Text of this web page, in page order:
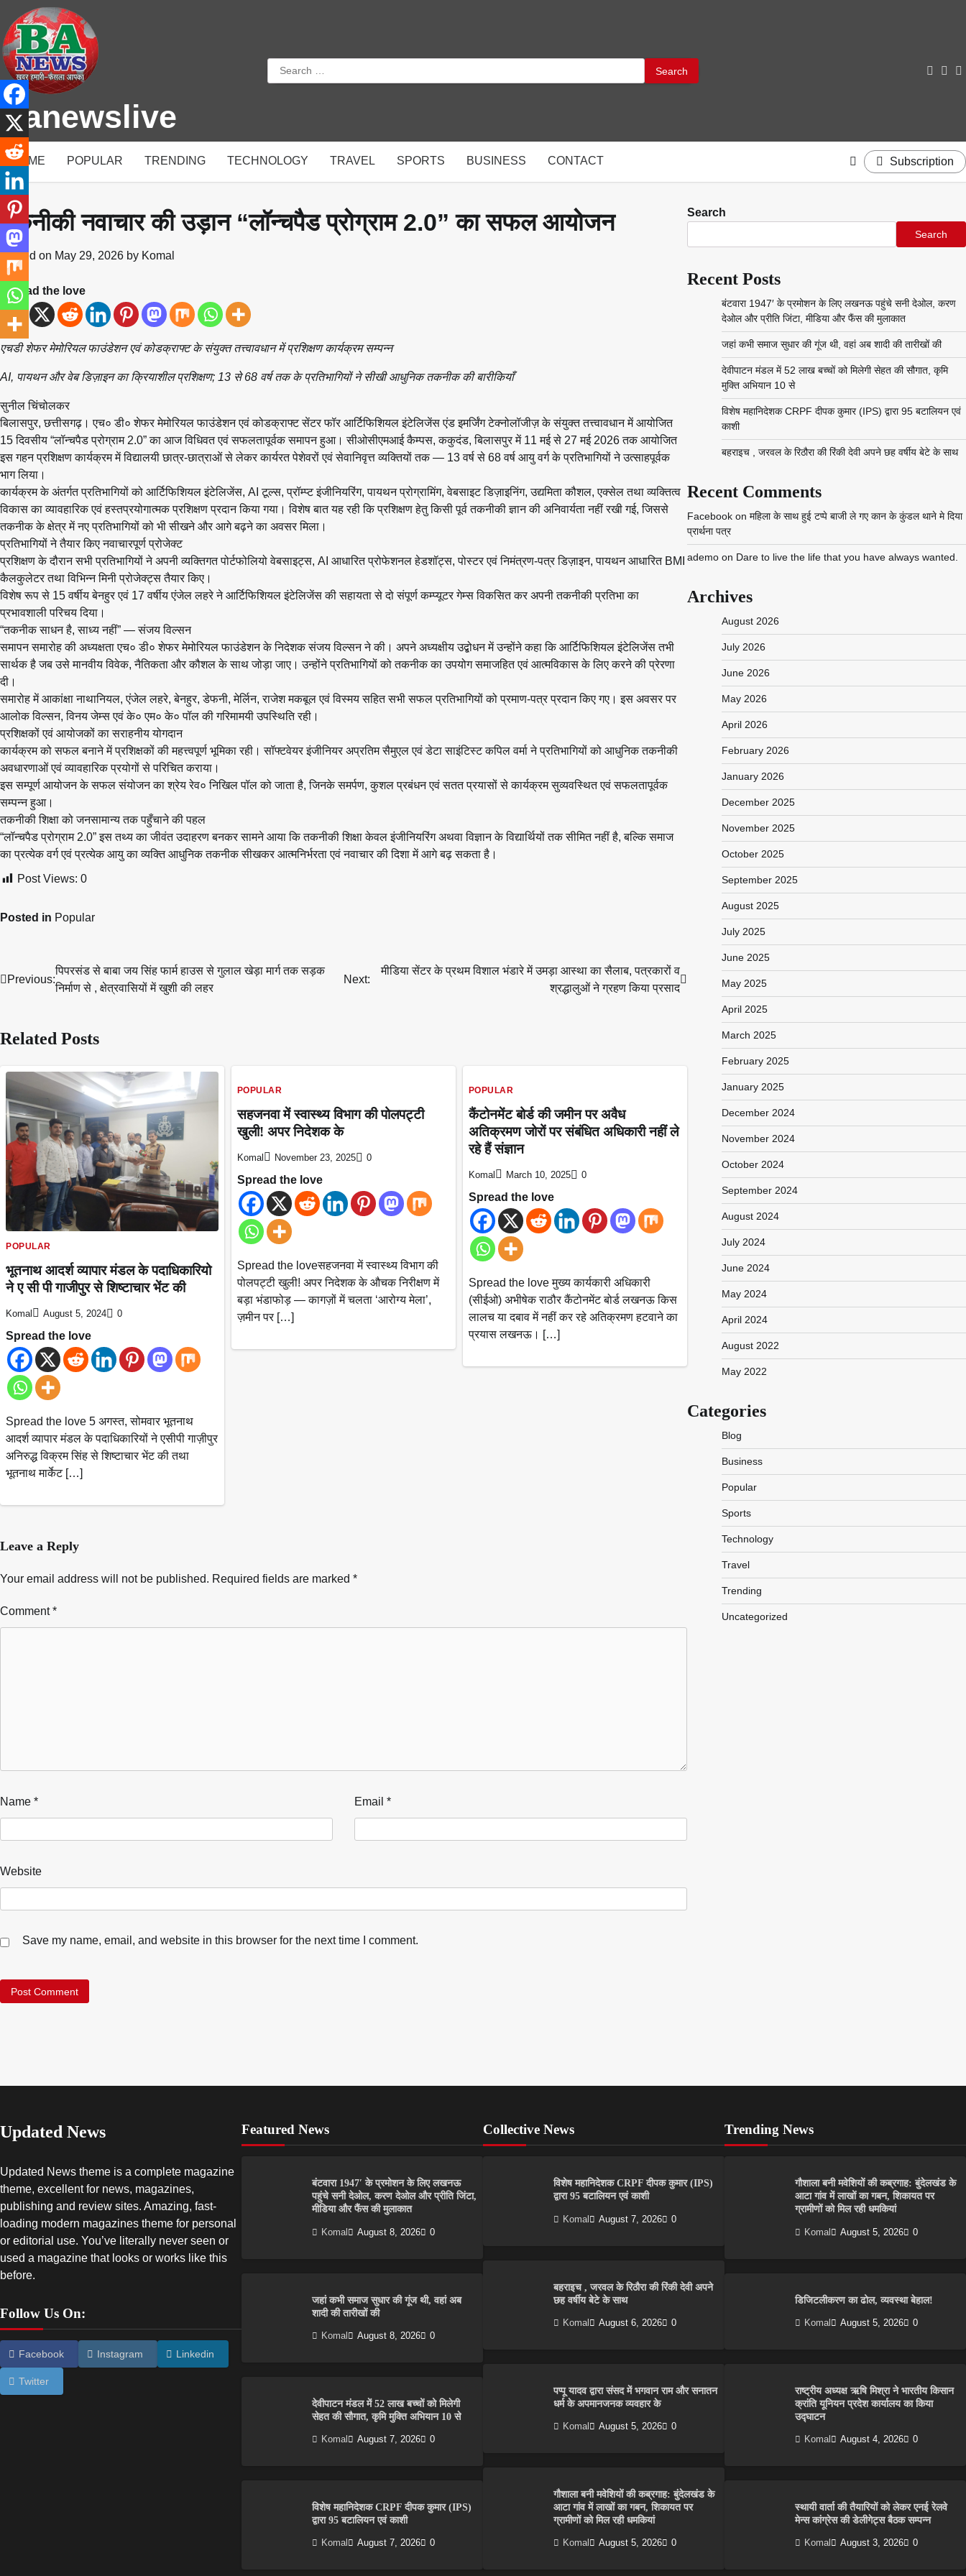
content
Banewslive
Search
for:
HOME POPULAR TRENDING TECHNOLOGY TRAVEL SPORTS BUSINESS CONTACT Subscription
तकनीकी नवाचार की उड़ान “लॉन्चपैड प्रोग्राम 2.0” का सफल आयोजन
Posted on May 29, 2026 by Komal
Spread the love
एचडी शेफर मेमोरियल फाउंडेशन एवं कोडक्राफ्ट के संयुक्त तत्त्वावधान में प्रशिक्षण कार्यक्रम सम्पन्न
AI, पायथन और वेब डिज़ाइन का क्रियाशील प्रशिक्षण; 13 से 68 वर्ष तक के प्रतिभागियों ने सीखी आधुनिक तकनीक की बारीकियाँ
सुनील चिंचोलकर
बिलासपुर, छत्तीसगढ़। एच० डी० शेफर मेमोरियल फाउंडेशन एवं कोडक्राफ्ट सेंटर फॉर आर्टिफिशियल इंटेलिजेंस एंड इमर्जिंग टेक्नोलॉजीज़ के संयुक्त तत्त्वावधान में आयोजित
15 दिवसीय “लॉन्चपैड प्रोग्राम 2.0” का आज विधिवत एवं सफलतापूर्वक समापन हुआ। सीओसीएमआई कैम्पस, ककुदंड, बिलासपुर में 11 मई से 27 मई 2026 तक आयोजित
इस गहन प्रशिक्षण कार्यक्रम में विद्यालयी छात्र-छात्राओं से लेकर कार्यरत पेशेवरों एवं सेवानिवृत्त व्यक्तियों तक — 13 वर्ष से 68 वर्ष आयु वर्ग के प्रतिभागियों ने उत्साहपूर्वक
भाग लिया।
कार्यक्रम के अंतर्गत प्रतिभागियों को आर्टिफिशियल इंटेलिजेंस, AI टूल्स, प्रॉम्प्ट इंजीनियरिंग, पायथन प्रोग्रामिंग, वेबसाइट डिज़ाइनिंग, उद्यमिता कौशल, एक्सेल तथा व्यक्तित्व
विकास का व्यावहारिक एवं हस्तप्रयोगात्मक प्रशिक्षण प्रदान किया गया। विशेष बात यह रही कि प्रशिक्षण हेतु किसी पूर्व तकनीकी ज्ञान की अनिवार्यता नहीं रखी गई, जिससे
तकनीक के क्षेत्र में नए प्रतिभागियों को भी सीखने और आगे बढ़ने का अवसर मिला।
प्रतिभागियों ने तैयार किए नवाचारपूर्ण प्रोजेक्ट
प्रशिक्षण के दौरान सभी प्रतिभागियों ने अपनी व्यक्तिगत पोर्टफोलियो वेबसाइट्स, AI आधारित प्रोफेशनल हेडशॉट्स, पोस्टर एवं निमंत्रण-पत्र डिज़ाइन, पायथन आधारित BMI
कैलकुलेटर तथा विभिन्न मिनी प्रोजेक्ट्स तैयार किए।
विशेष रूप से 15 वर्षीय बेनहुर एवं 17 वर्षीय एंजेल लहरे ने आर्टिफिशियल इंटेलिजेंस की सहायता से दो संपूर्ण कम्प्यूटर गेम्स विकसित कर अपनी तकनीकी प्रतिभा का
प्रभावशाली परिचय दिया।
“तकनीक साधन है, साध्य नहीं” — संजय विल्सन
समापन समारोह की अध्यक्षता एच० डी० शेफर मेमोरियल फाउंडेशन के निदेशक संजय विल्सन ने की। अपने अध्यक्षीय उद्बोधन में उन्होंने कहा कि आर्टिफिशियल इंटेलिजेंस तभी
सार्थक है जब उसे मानवीय विवेक, नैतिकता और कौशल के साथ जोड़ा जाए। उन्होंने प्रतिभागियों को तकनीक का उपयोग समाजहित एवं आत्मविकास के लिए करने की प्रेरणा
दी।
समारोह में आकांक्षा नाथानियल, एंजेल लहरे, बेनहुर, डेफनी, मेर्लिन, राजेश मकबूल एवं विस्मय सहित सभी सफल प्रतिभागियों को प्रमाण-पत्र प्रदान किए गए। इस अवसर पर
आलोक विल्सन, विनय जेम्स एवं के० एम० के० पॉल की गरिमामयी उपस्थिति रही।
प्रशिक्षकों एवं आयोजकों का सराहनीय योगदान
कार्यक्रम को सफल बनाने में प्रशिक्षकों की महत्त्वपूर्ण भूमिका रही। सॉफ्टवेयर इंजीनियर अप्रतिम सैमुएल एवं डेटा साइंटिस्ट कपिल वर्मा ने प्रतिभागियों को आधुनिक तकनीकी
अवधारणाओं एवं व्यावहारिक प्रयोगों से परिचित कराया।
इस सम्पूर्ण आयोजन के सफल संयोजन का श्रेय रेव० निखिल पॉल को जाता है, जिनके समर्पण, कुशल प्रबंधन एवं सतत प्रयासों से कार्यक्रम सुव्यवस्थित एवं सफलतापूर्वक
सम्पन्न हुआ।
तकनीकी शिक्षा को जनसामान्य तक पहुँचाने की पहल
“लॉन्चपैड प्रोग्राम 2.0” इस तथ्य का जीवंत उदाहरण बनकर सामने आया कि तकनीकी शिक्षा केवल इंजीनियरिंग अथवा विज्ञान के विद्यार्थियों तक सीमित नहीं है, बल्कि समाज
का प्रत्येक वर्ग एवं प्रत्येक आयु का व्यक्ति आधुनिक तकनीक सीखकर आत्मनिर्भरता एवं नवाचार की दिशा में आगे बढ़ सकता है।
Post Views: 0
Posted in Popular
Post
Previous:
पिपरसंड से बाबा जय सिंह फार्म हाउस से गुलाल खेड़ा मार्ग तक सड़क
निर्माण से , क्षेत्रवासियों में खुशी की लहर
Next:
मीडिया सेंटर के प्रथम विशाल भंडारे में उमड़ा आस्था का सैलाब, पत्रकारों व
श्रद्धालुओं ने ग्रहण किया प्रसाद
Related Posts
POPULAR
भूतनाथ आदर्श व्यापार मंडल के पदाधिकारियो
ने ए सी पी गाजीपुर से शिष्टाचार भेंट की
Komal August 5, 2024 0
Spread the love
Spread the love 5 अगस्त, सोमवार भूतनाथ
आदर्श व्यापार मंडल के पदाधिकारियों ने एसीपी गाज़ीपुर
अनिरुद्ध विक्रम सिंह से शिष्टाचार भेंट की तथा
भूतनाथ मार्केट […]
POPULAR
सहजनवा में स्वास्थ्य विभाग की पोलपट्टी
खुली! अपर निदेशक के
Komal November 23, 2025 0
Spread the love
Spread the loveसहजनवा में स्वास्थ्य विभाग की
पोलपट्टी खुली! अपर निदेशक के औचक निरीक्षण में
बड़ा भंडाफोड़ — कागज़ों में चलता ‘आरोग्य मेला’,
ज़मीन पर […]
POPULAR
कैंटोनमेंट बोर्ड की जमीन पर अवैध
अतिक्रमण जोरों पर संबंधित अधिकारी नहीं ले
रहे हैं संज्ञान
Komal March 10, 2025 0
Spread the love
Spread the love मुख्य कार्यकारी अधिकारी
(सीईओ) अभीषेक राठौर कैंटोनमेंट बोर्ड लखनऊ किस
लालच या दबाव में नहीं कर रहे अतिक्रमण हटवाने का
प्रयास लखनऊ। […]
Leave a Reply
Your email address will not be published. Required fields are marked *
Comment*
Name * Email *
Website
Save my name, email, and website in this browser for the next time I comment.
Search
Search
Recent Posts
बंटवारा 1947′ के प्रमोशन के लिए लखनऊ पहुंचे सनी देओल, करण
देओल और प्रीति जिंटा, मीडिया और फैंस की मुलाकात
जहां कभी समाज सुधार की गूंज थी, वहां अब शादी की तारीखों की
देवीपाटन मंडल में 52 लाख बच्चों को मिलेगी सेहत की सौगात, कृमि
मुक्ति अभियान 10 से
विशेष महानिदेशक CRPF दीपक कुमार (IPS) द्वारा 95 बटालियन एवं
काशी
बहराइच , जरवल के रिठौरा की रिंकी देवी अपने छह वर्षीय बेटे के साथ
Recent Comments
Facebookon महिला के साथ हुई टप्पे बाजी ले गए कान के कुंडल थाने मे दिया
प्रार्थना पत्र
ademoon Dare to live the life that you have always wanted.
Archives
August 2026
July 2026
June 2026
May 2026
April 2026
February 2026
January 2026
December 2025
November 2025
October 2025
September 2025
August 2025
July 2025
June 2025
May 2025
April 2025
March 2025
February 2025
January 2025
December 2024
November 2024
October 2024
September 2024
August 2024
July 2024
June 2024
May 2024
April 2024
August 2022
May 2022
Categories
Blog
Business
Popular
Sports
Technology
Travel
Trending
Uncategorized
Updated News
Updated News theme is a complete magazine
theme, excellent for news, magazines,
publishing and review sites. Amazing, fast-
loading modern magazines theme for personal
or editorial use. You’ve literally never seen or
used a magazine that looks or works like this
before.
Follow Us On:
Facebook Instagram Linkedin
Twitter
Featured News
बंटवारा 1947′ के प्रमोशन के लिए लखनऊ
पहुंचे सनी देओल, करण देओल और प्रीति जिंटा,
मीडिया और फैंस की मुलाकात
Komal August 8, 2026 0
जहां कभी समाज सुधार की गूंज थी, वहां अब
शादी की तारीखों की
Komal August 8, 2026 0
देवीपाटन मंडल में 52 लाख बच्चों को मिलेगी
सेहत की सौगात, कृमि मुक्ति अभियान 10 से
Komal August 7, 2026 0
विशेष महानिदेशक CRPF दीपक कुमार (IPS)
द्वारा 95 बटालियन एवं काशी
Komal August 7, 2026 0
Collective News
विशेष महानिदेशक CRPF दीपक कुमार (IPS)
द्वारा 95 बटालियन एवं काशी
Komal August 7, 2026 0
बहराइच , जरवल के रिठौरा की रिंकी देवी अपने
छह वर्षीय बेटे के साथ
Komal August 6, 2026 0
पप्पू यादव द्वारा संसद में भगवान राम और सनातन
धर्म के अपमानजनक व्यवहार के
Komal August 5, 2026 0
गौशाला बनी मवेशियों की कब्रगाह: बुंदेलखंड के
आटा गांव में लाखों का गबन, शिकायत पर
ग्रामीणों को मिल रही धमकियां
Komal August 5, 2026 0
Trending News
गौशाला बनी मवेशियों की कब्रगाह: बुंदेलखंड के
आटा गांव में लाखों का गबन, शिकायत पर
ग्रामीणों को मिल रही धमकियां
Komal August 5, 2026 0
डिजिटलीकरण का ढोल, व्यवस्था बेहाल!
Komal August 5, 2026 0
राष्ट्रीय अध्यक्ष ऋषि मिश्रा ने भारतीय किसान
क्रांति यूनियन प्रदेश कार्यालय का किया
उद्घाटन
Komal August 4, 2026 0
स्थायी वार्ता की तैयारियों को लेकर एनई रेलवे
मेन्स कांग्रेस की डेलीगेट्स बैठक सम्पन्न
Komal August 3, 2026 0